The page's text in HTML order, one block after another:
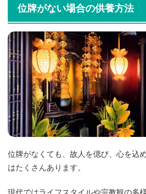
位牌がない場合の供養方法
位牌がなくても、故人を偲び、心を込
はたくさんあります。
現代ではライフスタイルや宗教観の多